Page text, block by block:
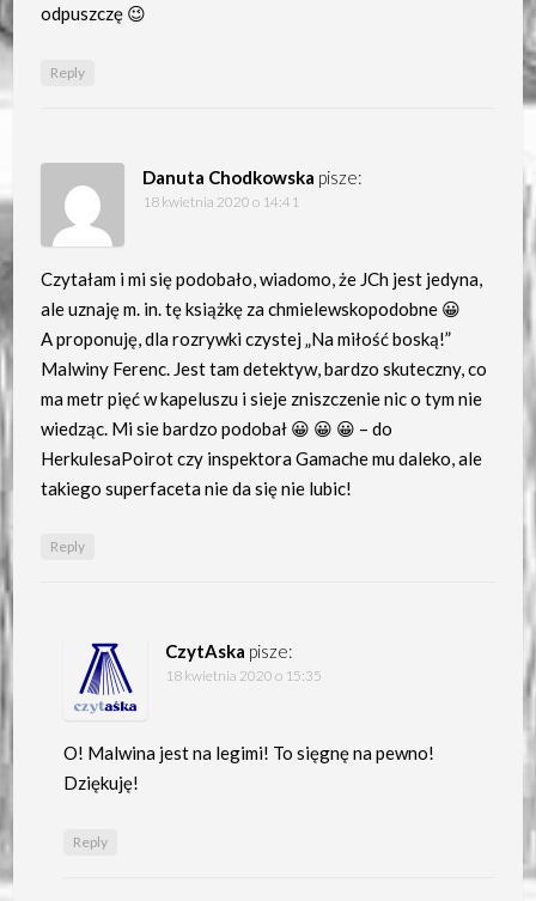
odpuszczę 😉
Reply
Danuta Chodkowska pisze:
18 kwietnia 2020 o 14:41
Czytałam i mi się podobało, wiadomo, że JCh jest jedyna,
ale uznaję m. in. tę książkę za chmielewskopodobne 😀
A proponuję, dla rozrywki czystej „Na miłość boską!”
Malwiny Ferenc. Jest tam detektyw, bardzo skuteczny, co
ma metr pięć w kapeluszu i sieje zniszczenie nic o tym nie
wiedząc. Mi sie bardzo podobał 😀 😀 😀 – do
HerkulesaPoirot czy inspektora Gamache mu daleko, ale
takiego superfaceta nie da się nie lubic!
Reply
CzytAska pisze:
18 kwietnia 2020 o 15:35
O! Malwina jest na legimi! To sięgnę na pewno!
Dziękuję!
Reply